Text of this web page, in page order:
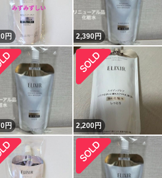
円 2,390円
円 2,200円